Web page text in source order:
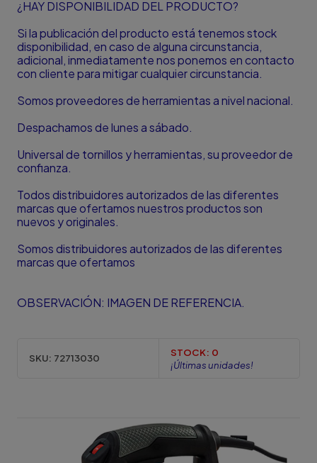
¿HAY DISPONIBILIDAD DEL PRODUCTO?
Si la publicación del producto está tenemos stock
disponibilidad, en caso de alguna circunstancia,
adicional, inmediatamente nos ponemos en contacto
con cliente para mitigar cualquier circunstancia.
Somos proveedores de herramientas a nivel nacional.
Despachamos de lunes a sábado.
Universal de tornillos y herramientas, su proveedor de
confianza.
Todos distribuidores autorizados de las diferentes
marcas que ofertamos nuestros productos son
nuevos y originales.
Somos distribuidores autorizados de las diferentes
marcas que ofertamos
OBSERVACIÓN: IMAGEN DE REFERENCIA.
SKU: 72713030 STOCK: 0
¡Últimas unidades!